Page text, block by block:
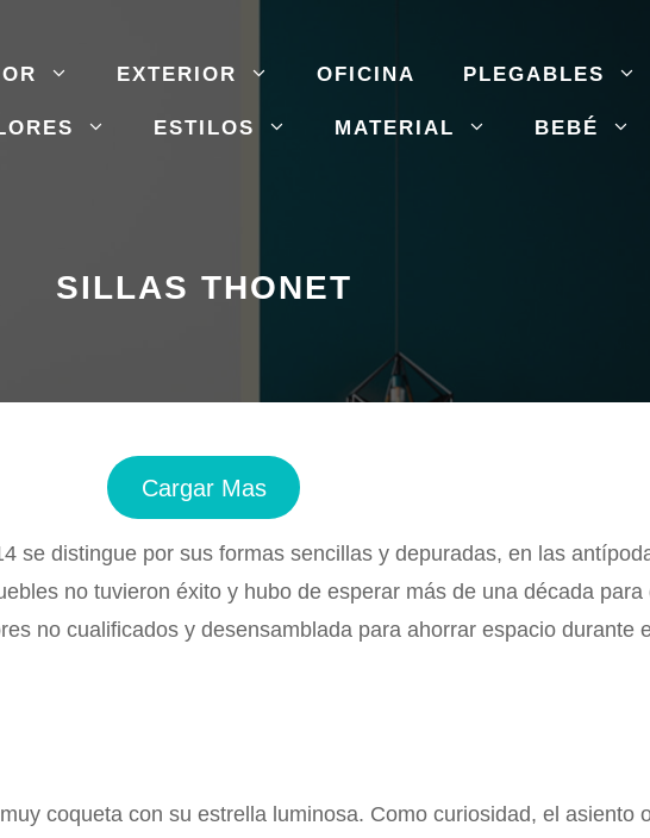
EXTERIOR OFICINA PLEGABLES
ESTILOS MATERIAL BEBÉ
SILLAS THONET
Cargar Mas
se distingue por sus formas sencillas y depuradas, en las
no tuvieron éxito y hubo de esperar más de una década
no cualificados y desensamblada para ahorrar espacio durante
coqueta con su estrella luminosa. Como curiosidad, el asiento